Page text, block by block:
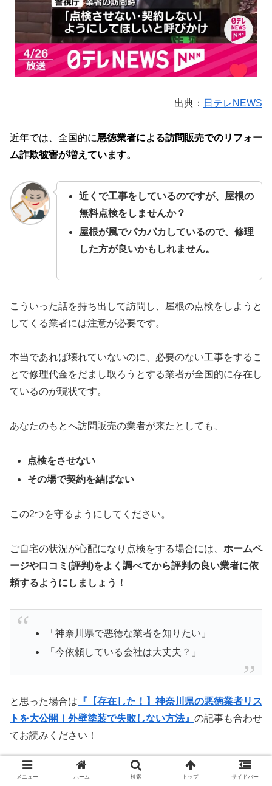
出典： 日テレNEWS
近年では、全国的に悪徳業者による訪問販売でのリフォー
ム詐欺被害が増えています。
近くで工事をしているのですが、屋根の
無料点検をしませんか？
屋根が風でパカパカしているので、修理
した方が良いかもしれません。
こういった話を持ち出して訪問し、屋根の点検をしようと
してくる業者には注意が必要です。
本当であれば壊れていないのに、必要のない工事をするこ
とで修理代金をだまし取ろうとする業者が全国的に存在し
ているのが現状です。
あなたのもとへ訪問販売の業者が来たとしても、
点検をさせない
その場で契約を結ばない
この2つを守るようにしてください。
ご自宅の状況が心配になり点検をする場合には、 ホームペ
ージや口コミ(評判)をよく調べてから評判の良い業者に依
頼するようにしましょう！
「神奈川県で悪徳な業者を知りたい」
「今依頼している会社は大丈夫？」
と思った場合は 『【存在した！】神奈川県の悪徳業者リス
トを大公開！外壁塗装で失敗しない方法』 の記事も合わせ
てお読みください！
メニュー ホーム 検索 トップ サイドバー